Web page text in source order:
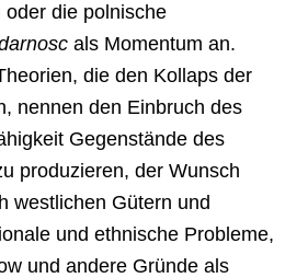
die polnische
als Momentum an.
die den Kollaps der
nennen den Einbruch des
Gegenstände des
produzieren, der Wunsch
westlichen Gütern und
und ethnische Probleme,
und andere Gründe als